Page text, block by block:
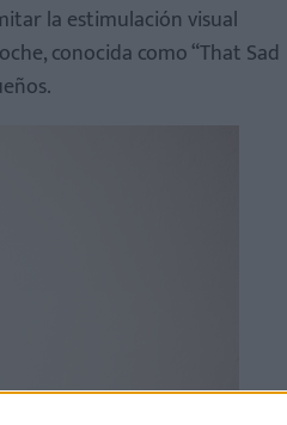
la estimulación visual
conocida como “That Sad